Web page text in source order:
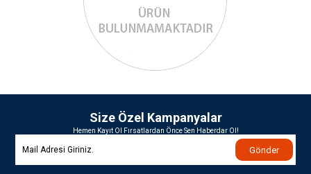
Size Özel Kampanyalar
Hemen Kayıt Ol Fırsatlardan Önce Sen Haberdar Ol!
Gönder